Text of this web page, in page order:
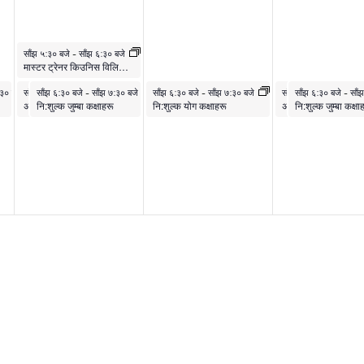
बजे
मार्च ३१, २०२६
साँझ ५:३० बजे-साँझ ६:३० बजे
मास्टर ट्रेनर किउनिस विलियम्ससँग नि:शुल्क कसरत
मार्च ३१, २०२६
साँझ ६:३० बजे-साँझ ७:३० बजे
अनुकूली योग
मार्च ३१, २०२६
साँझ ६:३० बजे-साँझ ७:३० बजे
नि:शुल्क जुम्बा कक्षाहरू
अप्रिल १, २०२६
साँझ ६:३० बजे-साँझ ७:३० बजे
नि:शुल्क योग कक्षाहरू
अप्रिल २, २०२६
साँझ ६:३० बजे -साँझ
अनुकूली योग
अप्रिल २, २०२६
साँझ ६:३० बजे -
नि:शुल्क जुम्बा